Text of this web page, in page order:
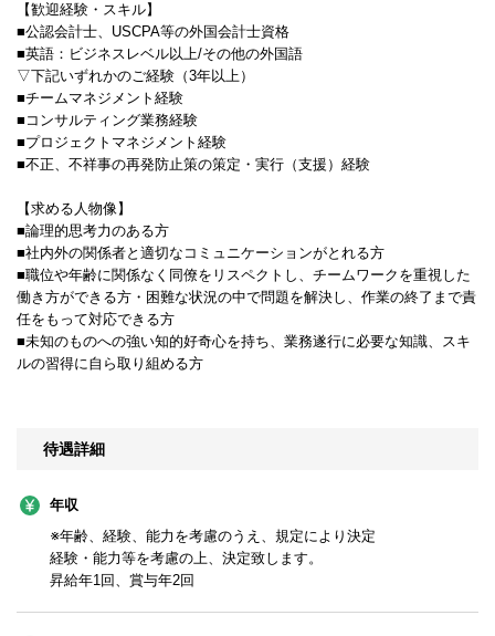
【歓迎経験・スキル】
■公認会計士、USCPA等の外国会計士資格
■英語：ビジネスレベル以上/その他の外国語
▽下記いずれかのご経験（3年以上）
■チームマネジメント経験
■コンサルティング業務経験
■プロジェクトマネジメント経験
■不正、不祥事の再発防止策の策定・実行（支援）経験
【求める人物像】
■論理的思考力のある方
■社内外の関係者と適切なコミュニケーションがとれる方
■職位や年齢に関係なく同僚をリスペクトし、チームワークを重視した
働き方ができる方・困難な状況の中で問題を解決し、作業の終了まで責
任をもって対応できる方
■未知のものへの強い知的好奇心を持ち、業務遂行に必要な知識、スキ
ルの習得に自ら取り組める方
待遇詳細
年収
※年齢、経験、能力を考慮のうえ、規定により決定
経験・能力等を考慮の上、決定致します。
昇給年1回、賞与年2回